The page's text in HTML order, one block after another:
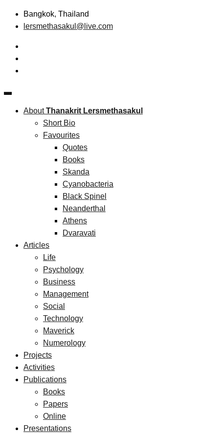
Skip
Bangkok, Thailand
lersmethasakul@live.com
Thanakrit Lersmethasakul
Technopreneurship
AboutThanakrit Lersmethasakul
Short Bio
Favourites
Quotes
Books
Skanda
Cyanobacteria
Black Spinel
Neanderthal
Athens
Dvaravati
Articles
Life
Psychology
Business
Management
Social
Technology
Maverick
Numerology
Projects
Activities
Publications
Books
Papers
Online
Presentations